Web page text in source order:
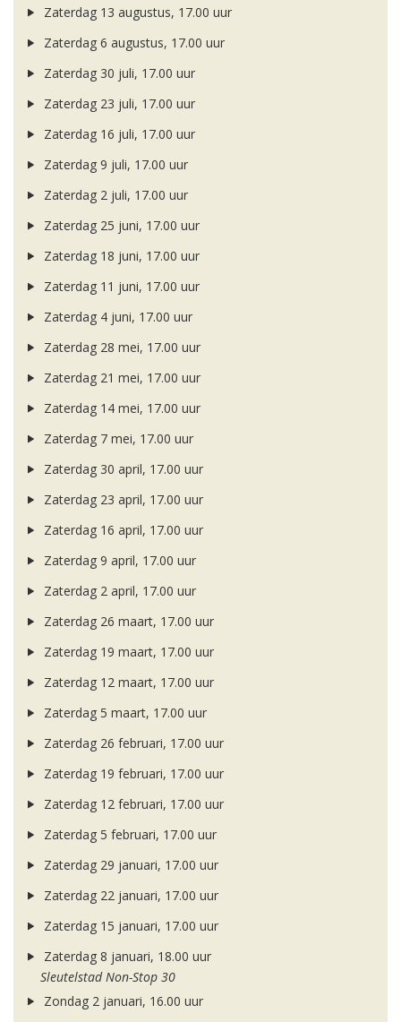
Zaterdag 13 augustus, 17.00 uur
Zaterdag 6 augustus, 17.00 uur
Zaterdag 30 juli, 17.00 uur
Zaterdag 23 juli, 17.00 uur
Zaterdag 16 juli, 17.00 uur
Zaterdag 9 juli, 17.00 uur
Zaterdag 2 juli, 17.00 uur
Zaterdag 25 juni, 17.00 uur
Zaterdag 18 juni, 17.00 uur
Zaterdag 11 juni, 17.00 uur
Zaterdag 4 juni, 17.00 uur
Zaterdag 28 mei, 17.00 uur
Zaterdag 21 mei, 17.00 uur
Zaterdag 14 mei, 17.00 uur
Zaterdag 7 mei, 17.00 uur
Zaterdag 30 april, 17.00 uur
Zaterdag 23 april, 17.00 uur
Zaterdag 16 april, 17.00 uur
Zaterdag 9 april, 17.00 uur
Zaterdag 2 april, 17.00 uur
Zaterdag 26 maart, 17.00 uur
Zaterdag 19 maart, 17.00 uur
Zaterdag 12 maart, 17.00 uur
Zaterdag 5 maart, 17.00 uur
Zaterdag 26 februari, 17.00 uur
Zaterdag 19 februari, 17.00 uur
Zaterdag 12 februari, 17.00 uur
Zaterdag 5 februari, 17.00 uur
Zaterdag 29 januari, 17.00 uur
Zaterdag 22 januari, 17.00 uur
Zaterdag 15 januari, 17.00 uur
Zaterdag 8 januari, 18.00 uur
Sleutelstad Non-Stop 30
Zondag 2 januari, 16.00 uur